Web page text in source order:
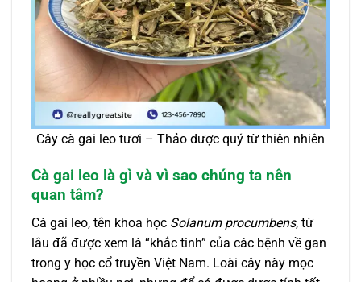
Cây cà gai leo tươi – Thảo dược quý từ thiên nhiên
Cà gai leo là gì và vì sao chúng ta nên
quan tâm?
Cà gai leo, tên khoa học Solanum procumbens, từ
lâu đã được xem là “khắc tinh” của các bệnh về gan
trong y học cổ truyền Việt Nam. Loài cây này mọc